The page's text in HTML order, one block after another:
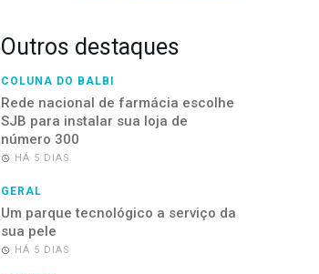
Outros destaques
COLUNA DO BALBI
Rede nacional de farmácia escolhe
SJB para instalar sua loja de
número 300
HÁ 5 DIAS
GERAL
Um parque tecnológico a serviço da
sua pele
HÁ 5 DIAS